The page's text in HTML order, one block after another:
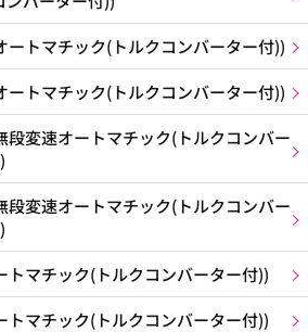
ートマチック(トルクコンバーター付))
ートマチック(トルクコンバーター付))
変速オートマチック(トルクコンバー
変速オートマチック(トルクコンバー
トマチック(トルクコンバーター付))
トマチック(トルクコンバーター付))